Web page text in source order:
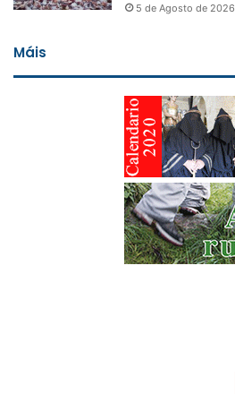
5 de Agosto de 2026
Máis